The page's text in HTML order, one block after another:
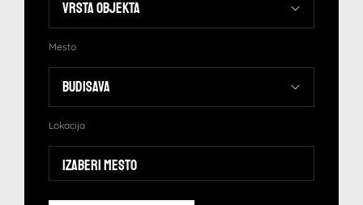
Mesto
Lokacija
Izaberi mesto